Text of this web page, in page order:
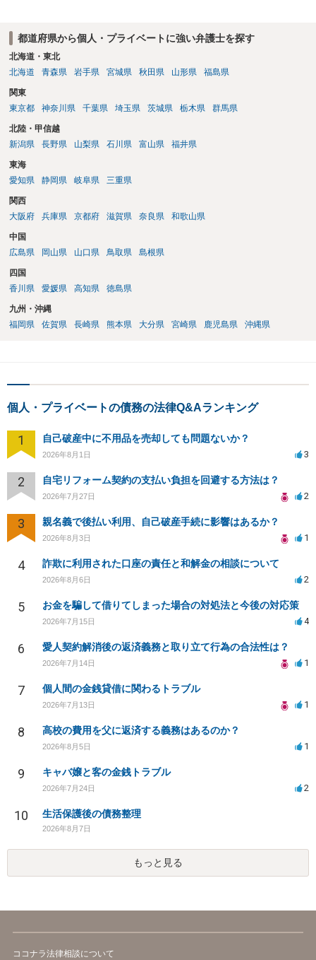
都道府県から個人・プライベートに強い弁護士を探す
北海道・東北
北海道
青森県 岩手県 宮城県 秋田県 山形県 福島県
関東
東京都
神奈川県 千葉県 埼玉県 茨城県 栃木県 群馬県
北陸・甲信越
新潟県
長野県 山梨県 石川県 富山県 福井県
東海
愛知県
静岡県 岐阜県 三重県
関西
大阪府
兵庫県 京都府 滋賀県 奈良県 和歌山県
中国
広島県
岡山県 山口県 鳥取県 島根県
四国
香川県
愛媛県 高知県 徳島県
九州・沖縄
福岡県
佐賀県 長崎県 熊本県 大分県 宮崎県 鹿児島県 沖縄県
個人・プライベートの債務の法律Q&Aランキング
1 自己破産中に不用品を売却しても問題ないか？
2026年8月1日 3
2 自宅リフォーム契約の支払い負担を回避する方法は？
2026年7月27日 2
3 親名義で後払い利用、自己破産手続に影響はあるか？
2026年8月3日 1
4 詐欺に利用された口座の責任と和解金の相談について
2026年8月6日 2
5 お金を騙して借りてしまった場合の対処法と今後の対応策
2026年7月15日 4
6 愛人契約解消後の返済義務と取り立て行為の合法性は？
2026年7月14日 1
7 個人間の金銭貸借に関わるトラブル
2026年7月13日 1
8 高校の費用を父に返済する義務はあるのか？
2026年8月5日 1
9 キャバ嬢と客の金銭トラブル
2026年7月24日 2
10 生活保護後の債務整理
2026年8月7日
もっと見る
ココナラ法律相談について